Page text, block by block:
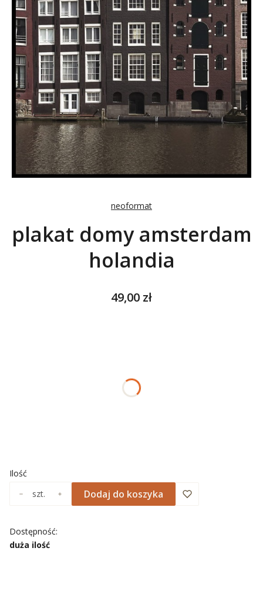
neoformat
plakat domy amsterdam
holandia
Cena
49,00 zł
Ilość
szt.
Dodaj do koszyka
Dostępność:
duża ilość